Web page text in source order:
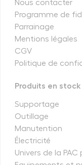
Nous contacter
Programme de
Parrainage
Mentions légales
CGV
Politique de
Produits en stock
Supportage
Outillage
Manutention
Électricité
Univers de la PAC